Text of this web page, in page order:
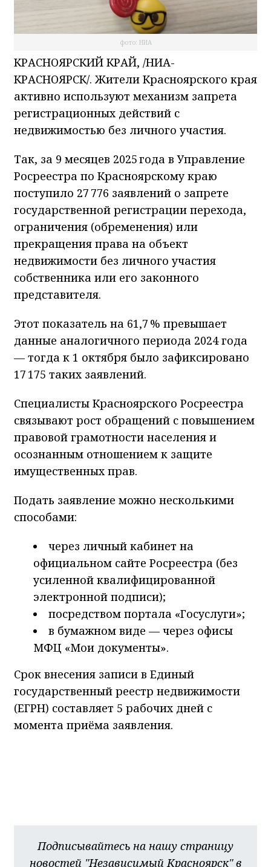
фото: НИА
КРАСНОЯРСКИЙ КРАЙ, /НИА-
КРАСНОЯРСК/. Жители Красноярского края
активно используют механизм запрета
регистрационных действий с
недвижимостью без личного участия.
Так, за 9 месяцев 2025 года в Управление
Росреестра по Красноярскому краю
поступило 27 776 заявлений о запрете
государственной регистрации перехода,
ограничения (обременения) или
прекращения права на объект
недвижимости без личного участия
собственника или его законного
представителя.
Этот показатель на 61,7 % превышает
данные аналогичного периода 2024 года
— тогда к 1 октября было зафиксировано
17 175 таких заявлений.
Специалисты Красноярского Росреестра
связывают рост обращений с повышением
правовой грамотности населения и
осознанным отношением к защите
имущественных прав.
Подать заявление можно несколькими
способами:
через личный кабинет на
официальном сайте Росреестра (без
усиленной квалифицированной
электронной подписи);
посредством портала «Госуслуги»;
в бумажном виде — через офисы
МФЦ «Мои документы».
Срок внесения записи в Единый
государственный реестр недвижимости
(ЕГРН) составляет 5 рабочих дней с
момента приёма заявления.
Подписывайтесь на нашу страницу
новостей "Независимый Красноярск" в